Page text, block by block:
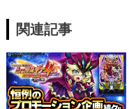
関連記事